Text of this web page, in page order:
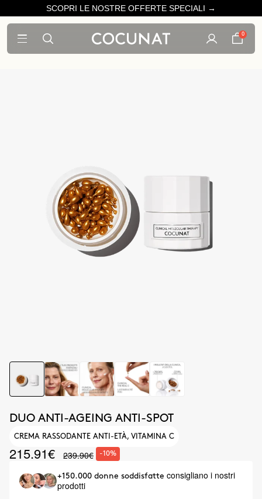
SCOPRI LE NOSTRE OFFERTE SPECIALI →
0
DUO ANTI-AGEING ANTI-SPOT
CREMA RASSODANTE ANTI-ETÀ, VITAMINA C
215.91€ 239.90€ -10%
+150.000 donne soddisfatte consigliano i nostri
prodotti